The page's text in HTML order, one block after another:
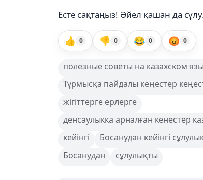
Есте сақтаңыз! Әйел қашан да
👍 0 👎 0 😂 0 😡 0
полезные советы на казахском
Тұрмысқа пайдалы кеңестер
жігіттерге ерлерге
денсаулыкка арналған кенестер
кейінгі
Босанудан кейінгі
Босанудан
сұлулықты